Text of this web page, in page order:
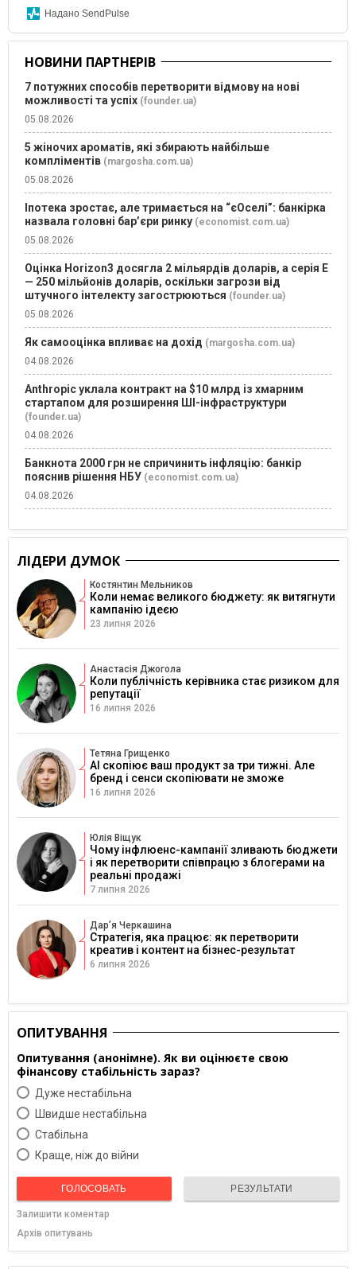
Надано SendPulse
НОВИНИ ПАРТНЕРІВ
7 потужних способів перетворити відмову на нові
можливості та успіх (founder.ua)
05.08.2026
5 жіночих ароматів, які збирають найбільше
компліментів (margosha.com.ua)
05.08.2026
Іпотека зростає, але тримається на “єОселі”: банкірка
назвала головні бар’єри ринку (economist.com.ua)
05.08.2026
Оцінка Horizon3 досягла 2 мільярдів доларів, а серія E
— 250 мільйонів доларів, оскільки загрози від
штучного інтелекту загострюються (founder.ua)
05.08.2026
Як самооцінка впливає на дохід (margosha.com.ua)
04.08.2026
Anthropic уклала контракт на $10 млрд із хмарним
стартапом для розширення ШІ-інфраструктури
(founder.ua)
04.08.2026
Банкнота 2000 грн не спричинить інфляцію: банкір
пояснив рішення НБУ (economist.com.ua)
04.08.2026
ЛІДЕРИ ДУМОК
Костянтин Мельников
Коли немає великого бюджету: як витягнути
кампанію ідеєю
23 липня 2026
Анастасія Джогола
Коли публічність керівника стає ризиком для
репутації
16 липня 2026
Тетяна Грищенко
AI скопіює ваш продукт за три тижні. Але
бренд і сенси скопіювати не зможе
16 липня 2026
Юлія Віщук
Чому інфлюенс-кампанії зливають бюджети
і як перетворити співпрацю з блогерами на
реальні продажі
7 липня 2026
Дарʼя Черкашина
Стратегія, яка працює: як перетворити
креатив і контент на бізнес-результат
6 липня 2026
ОПИТУВАННЯ
Опитування (анонімне). Як ви оцінюєте свою
фінансову стабільність зараз?
Дуже нестабільна
Швидше нестабільна
Cтабільна
Краще, ніж до війни
ГОЛОСОВАТЬ РЕЗУЛЬТАТИ
Залишити коментар
Архів опитувань